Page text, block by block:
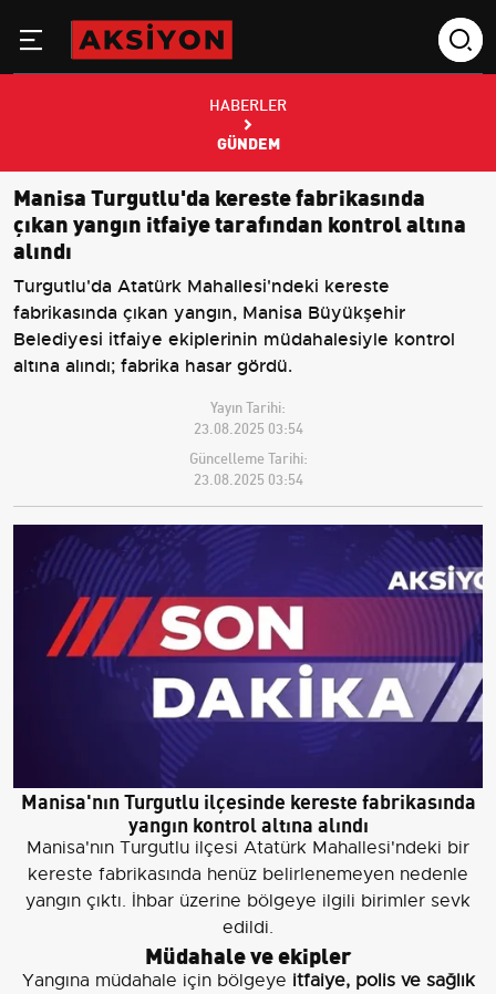
HABERLER
GÜNDEM
Manisa Turgutlu'da kereste fabrikasında
çıkan yangın itfaiye tarafından kontrol altına
alındı
Turgutlu'da Atatürk Mahallesi'ndeki kereste
fabrikasında çıkan yangın, Manisa Büyükşehir
Belediyesi itfaiye ekiplerinin müdahalesiyle kontrol
altına alındı; fabrika hasar gördü.
Yayın Tarihi:
23.08.2025 03:54
Güncelleme Tarihi:
23.08.2025 03:54
Manisa'nın Turgutlu ilçesinde kereste fabrikasında
yangın kontrol altına alındı
Manisa'nın Turgutlu ilçesi Atatürk Mahallesi'ndeki bir
kereste fabrikasında henüz belirlenemeyen nedenle
yangın çıktı. İhbar üzerine bölgeye ilgili birimler sevk
edildi.
Müdahale ve ekipler
Yangına müdahale için bölgeye itfaiye, polis ve sağlık